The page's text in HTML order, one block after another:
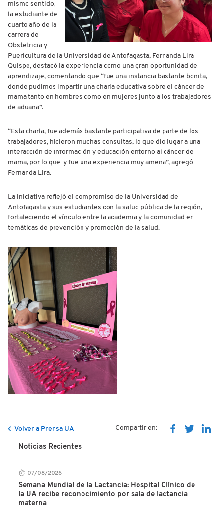
mismo sentido,
la estudiante de
cuarto año de la
carrera de
Obstetricia y
Puericultura de la Universidad de Antofagasta, Fernanda Lira
Quispe, destacó la experiencia como una gran oportunidad de
aprendizaje, comentando que “fue una instancia bastante bonita,
donde pudimos impartir una charla educativa sobre el cáncer de
mama tanto en hombres como en mujeres junto a los trabajadores
de aduana”.
“Esta charla, fue además bastante participativa de parte de los
trabajadores, hicieron muchas consultas, lo que dio lugar a una
interacción de información y educación entorno al cáncer de
mama, por lo que y fue una experiencia muy amena”, agregó
Fernanda Lira.
La iniciativa reflejó el compromiso de la Universidad de
Antofagasta y sus estudiantes con la salud pública de la región,
fortaleciendo el vínculo entre la academia y la comunidad en
temáticas de prevención y promoción de la salud.
Volver a Prensa UA Compartir en:
Noticias Recientes
07/08/2026
Semana Mundial de la Lactancia: Hospital Clínico de
la UA recibe reconocimiento por sala de lactancia
materna